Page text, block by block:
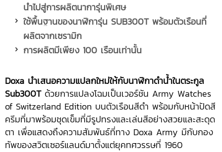
นำไปสู่การผลิตนาการุ่นพิเศษ
ใช้พื้นฐานของนาฬิการุ่น SUB300T พร้อมตัวเรือนที่
ผลิตจากเซรามิก
การผลิตมีเพียง 100 เรือนเท่านั้น
Doxa นำเสนอความแปลกใหม่ให้กับนาฬิกาดำน้ำในตระกูล
Sub300Tด้วยการแปลงโฉมเป็นเวอร์ชัน Army Watches
of Switzerland Edition บนตัวเรือนสีดำ พร้อมกับหน้าปัดสี
ครีมที่มาพร้อมชุดเข็มที่มีรูปทรงและเล่นสีอย่างสวยและสะดุด
ตา เพื่อแสดงถึงความสัมพันธ์ที่ทาง Doxa Army มีกับกอง
ทัพของสวิตเซอร์แลนด์มาตั้งแต่ยุคทศวรรษที่ 1960